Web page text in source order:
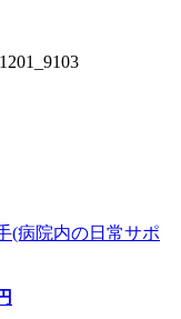
(病院内の日常サポ